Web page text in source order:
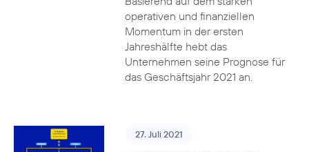
operativen und finanziellen
Momentum in der ersten
Jahreshälfte hebt das
Unternehmen seine Prognose für
das Geschäftsjahr 2021 an.
27. Juli 2021